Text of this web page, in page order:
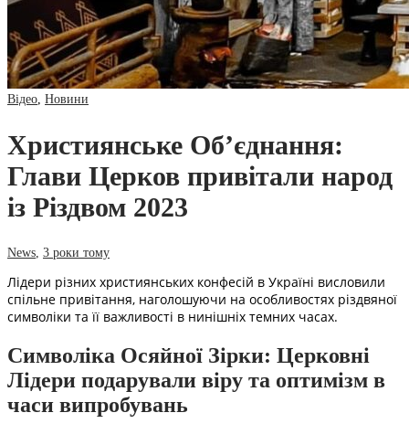
Відео Новини
Християнське Об’єднання:
Глави Церков привітали народ
із Різдвом 2023
News 3 роки тому
Лідери різних християнських конфесій в Україні висловили
спільне привітання, наголошуючи на особливостях різдвяної
символіки та її важливості в нинішніх темних часах.
Символіка Осяйної Зірки: Церковні
Лідери подарували віру та оптимізм в
часи випробувань